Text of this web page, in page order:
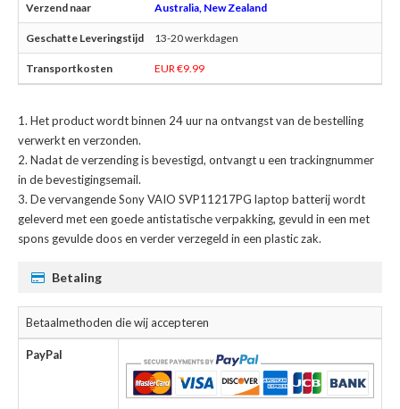
Australia, New Zealand
13-20 werkdagen
EUR €9.99
Het product wordt binnen 24 uur na ontvangst van de bestelling
verwerkt en verzonden.
Nadat de verzending is bevestigd, ontvangt u een trackingnummer
in de bevestigingsemail.
Devervangende Sony VAIO SVP11217PG laptop batterijwordt
geleverd met een goede antistatische verpakking, gevuld in een met
spons gevulde doos en verder verzegeld in een plastic zak.
Betaling
Betaalmethoden die wij accepteren
PayPal